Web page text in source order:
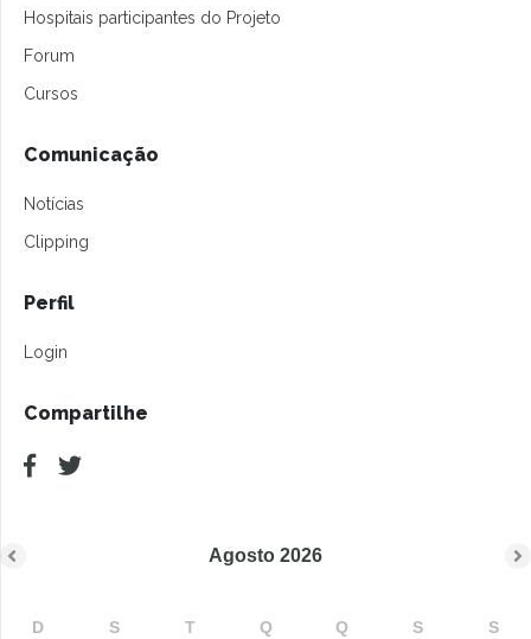
Hospitais participantes do Projeto
Forum
Cursos
Comunicação
Notícias
Clipping
Perfil
Login
Compartilhe
Agosto 2026
D S T Q Q S S